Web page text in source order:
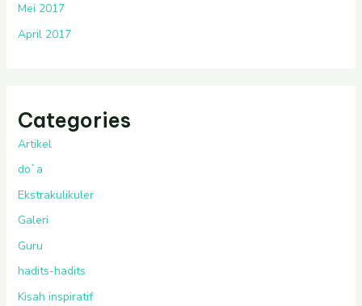
Mei 2017
April 2017
Categories
Artikel
do`a
Ekstrakulikuler
Galeri
Guru
hadits-hadits
Kisah inspiratif